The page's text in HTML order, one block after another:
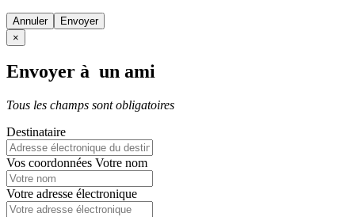
Annuler
×
Envoyer à un ami
Tous les champs sont obligatoires
Destinataire
Vos coordonnées Votre nom
Votre adresse électronique